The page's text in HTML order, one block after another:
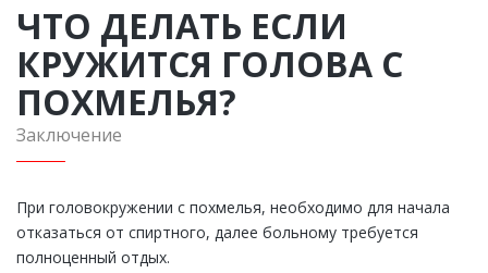
ЧТО ДЕЛАТЬ ЕСЛИ
КРУЖИТСЯ ГОЛОВА С
ПОХМЕЛЬЯ?
Заключение
При головокружении с похмелья, необходимо для начала
отказаться от спиртного, далее больному требуется
полноценный отдых.